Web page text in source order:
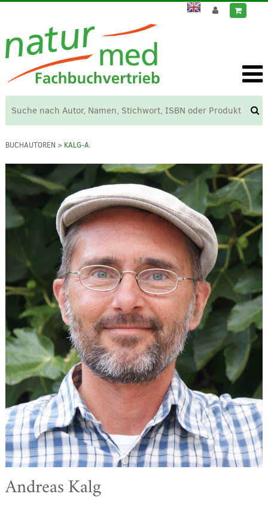
BUCHAUTOREN > KALG-A.
Andreas Kalg